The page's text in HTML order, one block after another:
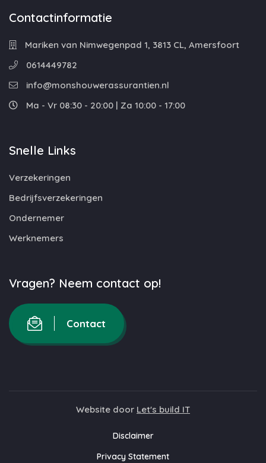
Contactinformatie
Mariken van Nimwegenpad 1, 3813 CL, Amersfoort
0614449782
info@monshouwerassurantien.nl
Ma - Vr 08:30 - 20:00 | Za 10:00 - 17:00
Snelle Links
Verzekeringen
Bedrijfsverzekeringen
Ondernemer
Werknemers
Vragen? Neem contact op!
Contact
Website door Let's build IT
Disclaimer
Privacy Statement